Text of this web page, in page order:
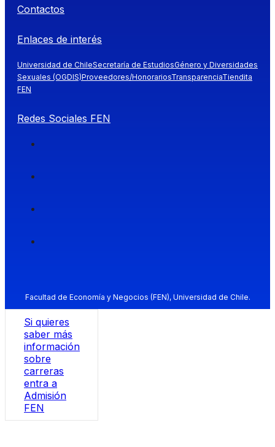
Contactos
Enlaces de interés
Universidad de ChileSecretaría de EstudiosGénero y Diversidades
Sexuales (OGDIS)Proveedores/HonorariosTransparenciaTiendita
FEN
Redes Sociales FEN
Facultad de Economía y Negocios (FEN), Universidad de Chile.
Si quieres
saber más
información
sobre
carreras
entra a
Admisión
FEN